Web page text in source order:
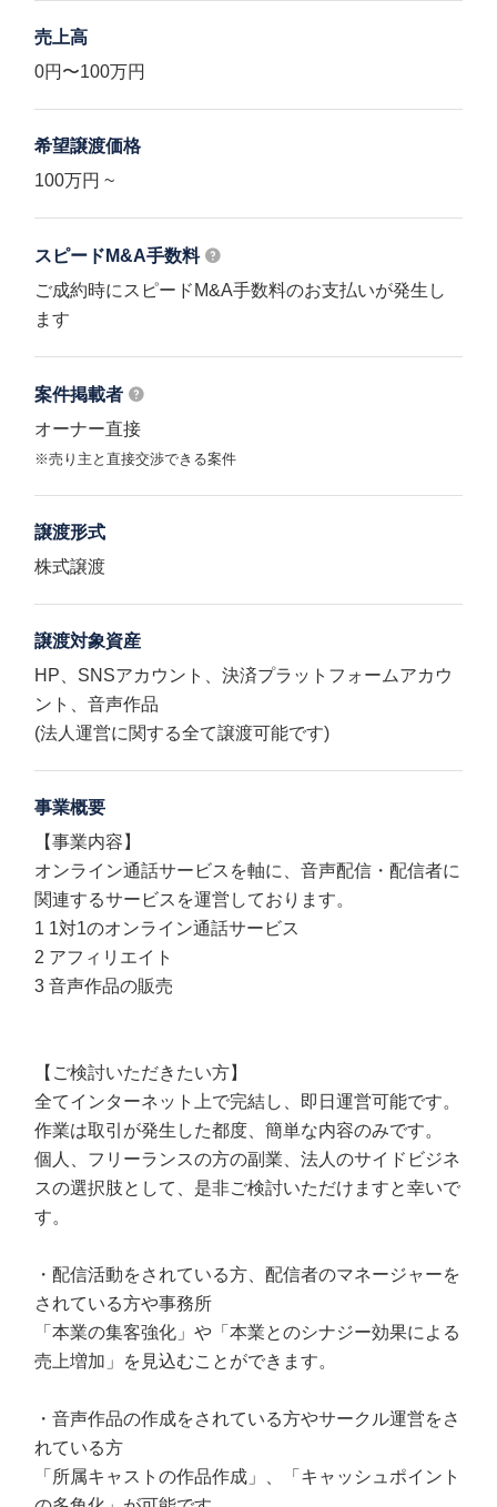
売上高
0円〜100万円
希望譲渡価格
100万円 ~
スピードM&A手数料
ご成約時にスピードM&A手数料のお支払いが発生し
ます
案件掲載者
オーナー直接
※売り主と直接交渉できる案件
譲渡形式
株式譲渡
譲渡対象資産
HP、SNSアカウント、決済プラットフォームアカウ
ント、音声作品
(法人運営に関する全て譲渡可能です)
事業概要
【事業内容】
オンライン通話サービスを軸に、音声配信・配信者に
関連するサービスを運営しております。
1 1対1のオンライン通話サービス
2 アフィリエイト
3 音声作品の販売
【ご検討いただきたい方】
全てインターネット上で完結し、即日運営可能です。
作業は取引が発生した都度、簡単な内容のみです。
個人、フリーランスの方の副業、法人のサイドビジネ
スの選択肢として、是非ご検討いただけますと幸いで
す。
・配信活動をされている方、配信者のマネージャーを
されている方や事務所
「本業の集客強化」や「本業とのシナジー効果による
売上増加」を見込むことができます。
・音声作品の作成をされている方やサークル運営をさ
れている方
「所属キャストの作品作成」、「キャッシュポイント